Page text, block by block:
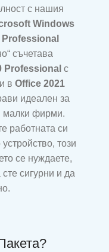
с нашия
Windows
съчетава
Professional с
в Office 2021
идеален за
малки фирми.
работната си
този
се нуждаете,
сигурни и да